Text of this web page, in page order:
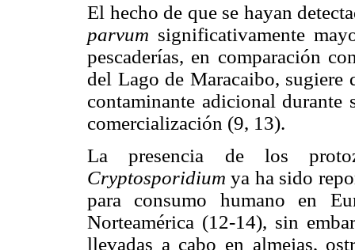
El hecho de que se hayan
parvum significativamente
pescaderías, en comparación
del Lago de Maracaibo, sugiere
contaminante adicional durante
comercialización (9, 13).
La presencia de los
Cryptosporidium ya ha sido
para consumo humano en
Norteamérica (12-14), sin
llevadas a cabo en almejas,